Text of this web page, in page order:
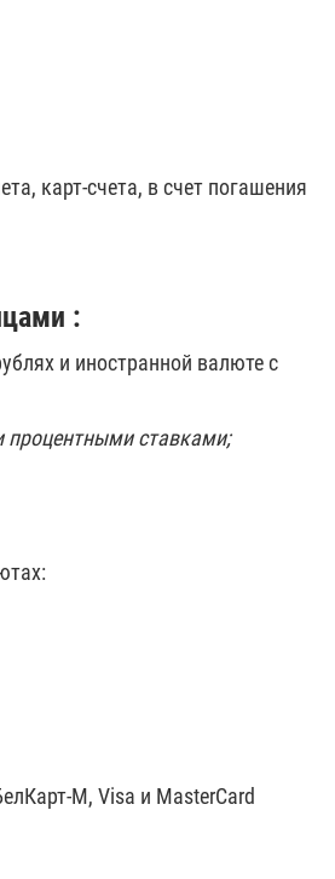
карт-счета, в счет погашения
:
и иностранной валюте с
ставками;
М, Visa и MasterCard